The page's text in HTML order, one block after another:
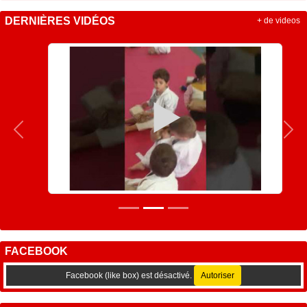
DERNIÈRES VIDÉOS
Précedent
+ de videos
FACEBOOK
Facebook (like box) est désactivé. Autoriser